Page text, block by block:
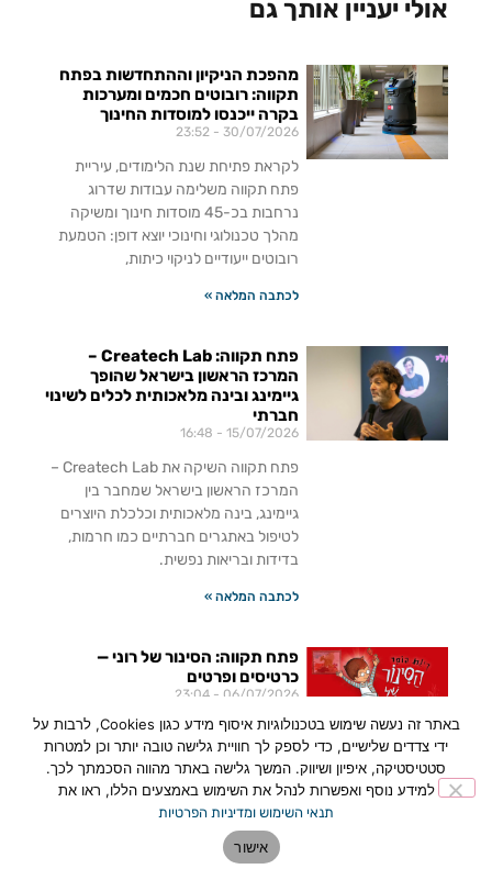
אולי יעניין אותך גם
מהפכת הניקיון וההתחדשות בפתח
תקווה: רובוטים חכמים ומערכות
בקרה ייכנסו למוסדות החינוך
30/07/2026
לקראת פתיחת שנת הלימודים, עיריית
פתח תקווה משלימה עבודות שדרוג
נרחבות בכ-45 מוסדות חינוך ומשיקה
מהלך טכנולוגי וחינוכי יוצא דופן: הטמעת
רובוטים ייעודיים לניקוי כיתות,
לכתבה המלאה »
פתח תקווה: Createch Lab –
המרכז הראשון בישראל שהופך
גיימינג ובינה מלאכותית לכלים לשינוי
חברתי
15/07/2026
פתח תקווה השיקה את Createch Lab –
המרכז הראשון בישראל שמחבר בין
גיימינג, בינה מלאכותית וכלכלת היוצרים
לטיפול באתגרים חברתיים כמו חרמות,
בדידות ובריאות נפשית.
לכתבה המלאה »
פתח תקווה: הסינור של רוני —
כרטיסים ופרטים
06/07/2026
הסינור של רוני, הצגת הילדים המבוססת
על ספרה האהוב של רינת הופר, עולה על
במת היכל התרבות פתח תקווה
ב-18.8.2026. חוויה תיאטרלית קסומה
לכל המשפחה
לכתבה המלאה »
באתר זה נעשה שימוש בטכנולוגיות איסוף מידע כגון Cookies, לרבות על
ידי צדדים שלישיים, כדי לספק לך חוויית גלישה טובה יותר וכן למטרות
סטטיסטיקה, איפיון ושיווק. המשך גלישה באתר מהווה הסכמתך לכך.
למידע נוסף ואפשרות לנהל את השימוש באמצעים הללו, ראו את
תנאי השימוש ומדיניות הפרטיות
אישור